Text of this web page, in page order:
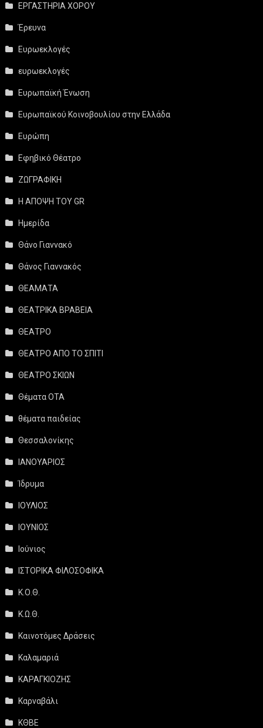
ΕΡΓΑΣΤΗΡΙΑ ΧΟΡΟΥ
Έρευνα
Ευρωεκλογές
ευρωεκλογές
Ευρωπαϊκή Ένωση
Ευρωπαϊκού Κοινοβουλίου στην Ελλάδα
Ευρώπη
Εφηβικό Θέατρο
ΖΩΓΡΑΦΙΚΗ
Η ΑΠΟΨΗ ΤΟΥ GR
Ημερίδα
Θάνο Γιαννακό
Θάνος Γιαννακός
ΘΕΑΜΑΤΑ
ΘΕΑΤΡΙΚΑ ΒΡΑΒΕΙΑ
ΘΕΑΤΡΟ
ΘΕΑΤΡΟ ΑΠΟ ΤΟ ΣΠΙΤΙ
ΘΕΑΤΡΟ ΣΚΙΩΝ
Θέματα ΟΤΑ
θέματα παιδείας
Θεσσαλονίκης
ΙΑΝΟΥΑΡΙΟΣ
Ίδρυμα
ΙΟΥΛΙΟΣ
ΙΟΥΝΙΟΣ
Ιούνιος
ΙΣΤΟΡΙΚΑ ΦΙΛΟΣΟΦΙΚΑ
Κ.Ο.Θ.
Κ.Ω.Θ.
Καινοτόμες Δράσεις
Καλαμαριά
ΚΑΡΑΓΚΙΟΖΗΣ
Καρναβάλι
ΚΘΒΕ